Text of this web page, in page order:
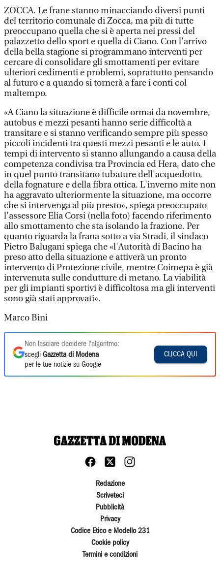
ZOCCA. Le frane stanno minacciando diversi punti
del territorio comunale di Zocca, ma più di tutte
preoccupano quella che si è aperta nei pressi del
palazzetto dello sport e quella di Ciano. Con l’arrivo
della bella stagione si programmano interventi per
cercare di consolidare gli smottamenti per evitare
ulteriori cedimenti e problemi, soprattutto pensando
al futuro e a quando si tornerà a fare i conti col
maltempo.
«A Ciano la situazione è difficile ormai da novembre,
autobus e mezzi pesanti hanno serie difficoltà a
transitare e si stanno verificando sempre più spesso
piccoli incidenti tra questi mezzi pesanti e le auto. I
tempi di intervento si stanno allungando a causa della
competenza condivisa tra Provincia ed Hera, dato che
in quel punto transitano tubature dell'acquedotto,
della fognature e della fibra ottica. L'inverno mite non
ha aggravato ulteriormente la situazione, ma occorre
che si intervenga al più presto», spiega preoccupato
l'assessore Elia Corsi (nella foto) facendo riferimento
allo smottamento che sta isolando la frazione. Per
quanto riguarda la frana sotto a via Stradi, il sindaco
Pietro Balugani spiega che «l'Autorità di Bacino ha
preso atto della situazione e attiverà un pronto
intervento di Protezione civile, mentre Coimepa è già
intervenuta sulle condutture di metano. La viabilità
per gli impianti sportivi è difficoltosa ma gli interventi
sono già stati approvati».
Marco Bini
Non lasciare decidere l'algoritmo:
scegli Gazzetta di Modena
per le tue notizie su Google
CLICCA QUI
Redazione
Scriveteci
Pubblicità
Privacy
Codice Etico e Modello 231
Cookie policy
Termini e condizioni